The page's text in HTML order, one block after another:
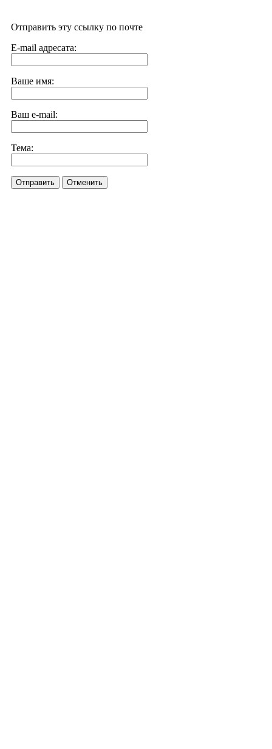
Отправить эту ссылку по почте
E-mail адресата:
Ваше имя:
Ваш e-mail:
Тема:
Отправить Отменить